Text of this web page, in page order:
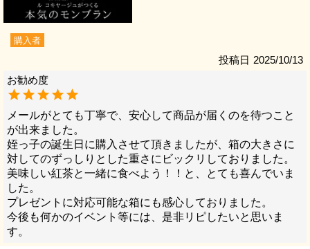
購入者
投稿日 2025/10/13
メールがとても丁寧で、安心して商品が届くのを待つこと
が出来ました。
姪っ子の誕生日に購入させて頂きましたが、箱の大きさに
対してのずっしりとした重さにビックリしておりました。
美味しい紅茶と一緒に食べよう！！と、とても喜んでいま
した。
プレゼントに対応可能な箱にも感心しておりました。
今後も何かのイベント等には、是非リピしたいと思いま
す。